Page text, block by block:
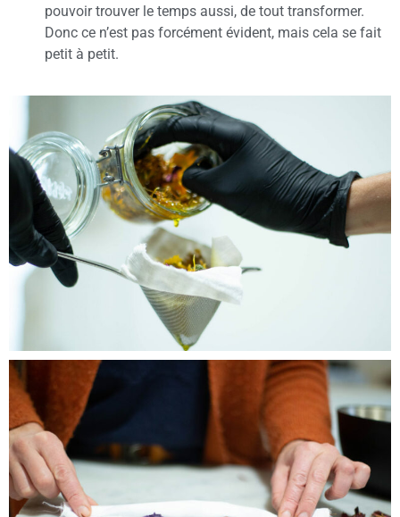
pouvoir trouver le temps aussi, de tout transformer.
Donc ce n’est pas forcément évident, mais cela se fait
petit à petit.